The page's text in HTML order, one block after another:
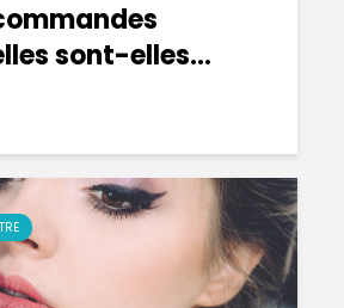
sont-elles...